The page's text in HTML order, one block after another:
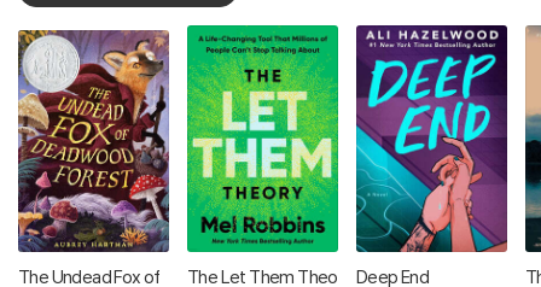
The Undead Fox of The Let Them Theo Deep End